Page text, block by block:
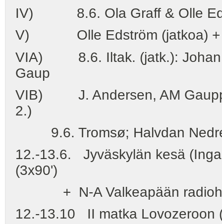
IV) 8.6. Ola Graff & Olle
V) Olle Edström (jatkoa) +
VIA) 8.6. Iltak. (jatk.): Johan
Gaup
VIB) J. Andersen, AM Gaupp
2.)
9.6. Tromsø; Halvdan
12.-13.6. Jyväskylän kesä
(3x90')
+ N-A Valkeapään
12.-13.10 II matka Lovozeroon